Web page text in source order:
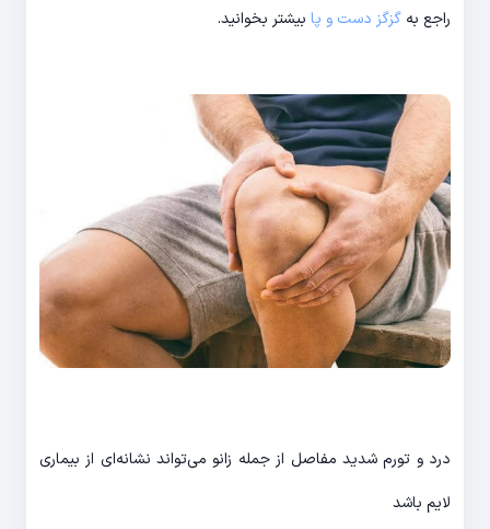
راجع به گزگز دست و پا بیشتر بخوانید.
درد و تورم شدید مفاصل از جمله زانو می‌تواند نشانه‌ای از بیماری
لایم باشد